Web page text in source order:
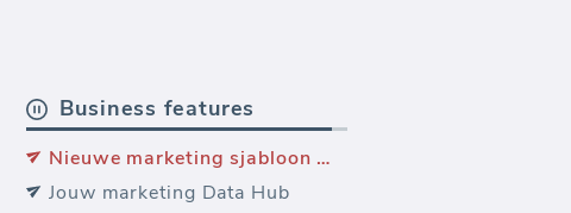
Business features
Jouw marketing Data Hub